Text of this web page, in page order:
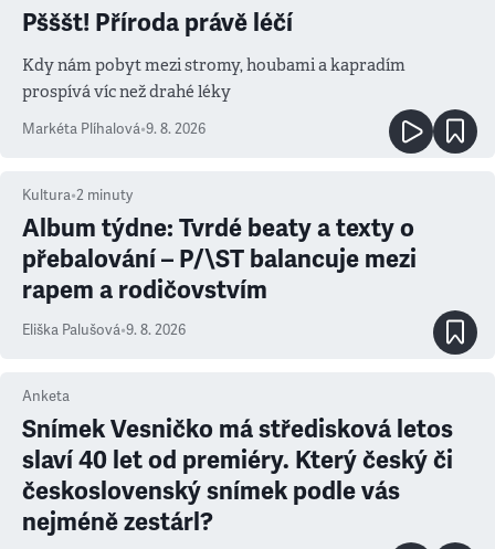
Pšššt! Příroda právě léčí
Kdy nám pobyt mezi stromy, houbami a kapradím
prospívá víc než drahé léky
Markéta Plíhalová•9. 8. 2026
Kultura•2 minuty
Album týdne: Tvrdé beaty a texty o
přebalování – P/\ST balancuje mezi
rapem a rodičovstvím
Eliška Palušová•9. 8. 2026
Anketa
Snímek Vesničko má středisková letos
slaví 40 let od premiéry. Který český či
československý snímek podle vás
nejméně zestárl?